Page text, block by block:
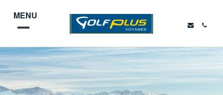
MENU